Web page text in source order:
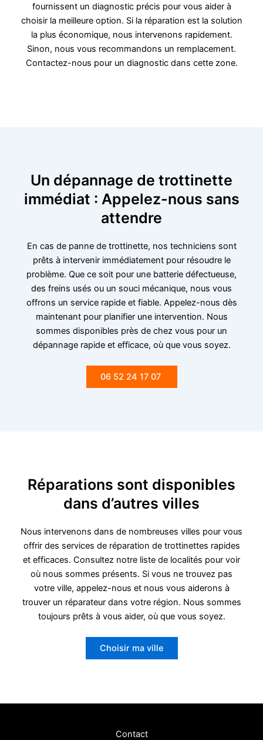
fournissent un diagnostic précis pour vous aider à
choisir la meilleure option. Si la réparation est la solution
la plus économique, nous intervenons rapidement.
Sinon, nous vous recommandons un remplacement.
Contactez-nous pour un diagnostic dans cette zone.
Un dépannage de trottinette
immédiat : Appelez-nous sans
attendre
En cas de panne de trottinette, nos techniciens sont
prêts à intervenir immédiatement pour résoudre le
problème. Que ce soit pour une batterie défectueuse,
des freins usés ou un souci mécanique, nous vous
offrons un service rapide et fiable. Appelez-nous dès
maintenant pour planifier une intervention. Nous
sommes disponibles près de chez vous pour un
dépannage rapide et efficace, où que vous soyez.
06 52 24 17 07
Réparations sont disponibles
dans d’autres villes
Nous intervenons dans de nombreuses villes pour vous
offrir des services de réparation de trottinettes rapides
et efficaces. Consultez notre liste de localités pour voir
où nous sommes présents. Si vous ne trouvez pas
votre ville, appelez-nous et nous vous aiderons à
trouver un réparateur dans votre région. Nous sommes
toujours prêts à vous aider, où que vous soyez.
Choisir ma ville
Contact